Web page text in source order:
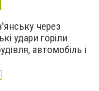
через
удари горіли
автомобіль і